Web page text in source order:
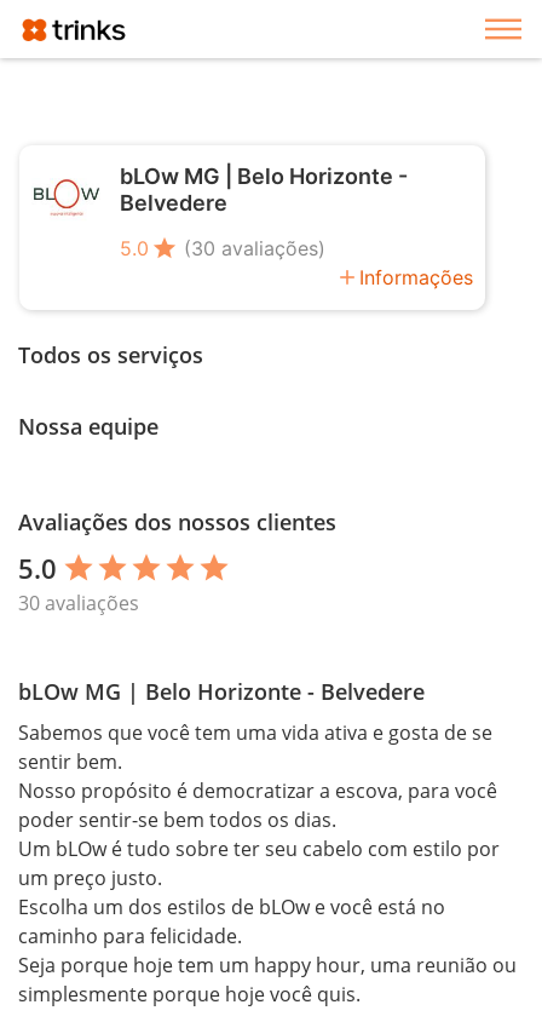
bLOw MG | Belo Horizonte -
Belvedere
5.0 star (30 avaliações)
add Informações
Todos os serviços
Nossa equipe
Avaliações dos nossos clientes
5.0 star star star star star
30 avaliações
bLOw MG | Belo Horizonte - Belvedere
Sabemos que você tem uma vida ativa e gosta de se
sentir bem.
Nosso propósito é democratizar a escova, para você
poder sentir-se bem todos os dias.
Um bLOw é tudo sobre ter seu cabelo com estilo por
um preço justo.
Escolha um dos estilos de bLOw e você está no
caminho para felicidade.
Seja porque hoje tem um happy hour, uma reunião ou
simplesmente porque hoje você quis.